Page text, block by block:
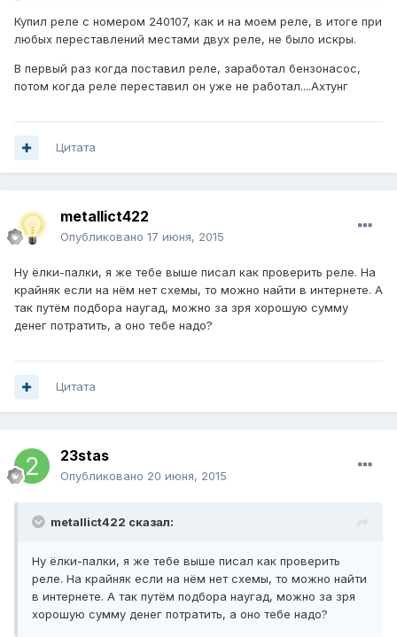
Купил реле с номером 240107, как и на моем реле, в итоге при
любых переставлений местами двух реле, не было искры.
В первый раз когда поставил реле, заработал бензонасос,
потом когда реле переставил он уже не работал....Ахтунг
Цитата
metallict422
Опубликовано 17 июня, 2015
Ну ёлки-палки, я же тебе выше писал как проверить реле. На
крайняк если на нём нет схемы, то можно найти в интернете. А
так путём подбора наугад, можно за зря хорошую сумму
денег потратить, а оно тебе надо?
Цитата
23stas
Опубликовано 20 июня, 2015
metallict422 сказал:
Ну ёлки-палки, я же тебе выше писал как проверить
реле. На крайняк если на нём нет схемы, то можно найти
в интернете. А так путём подбора наугад, можно за зря
хорошую сумму денег потратить, а оно тебе надо?